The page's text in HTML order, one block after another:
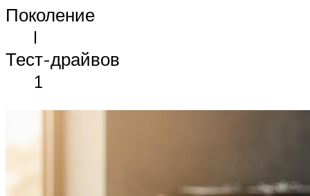
Поколение
I
Тест-драйвов
1